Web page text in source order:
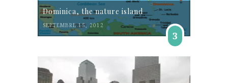
Dominica, the nature island
SEPTEMBRE 15, 2012
3